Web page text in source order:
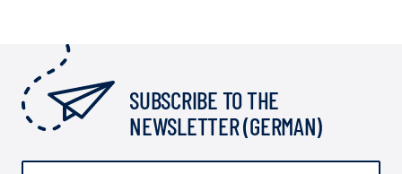
SUBSCRIBE TO THE
NEWSLETTER (GERMAN)